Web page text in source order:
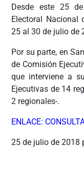
Desde este 25
Electoral Nacional
25 al 30 de julio de
Por su parte, en
de Comisión
que interviene a
Ejecutivas de 14
2 regionales-.
ENLACE:
25 de julio de 2018